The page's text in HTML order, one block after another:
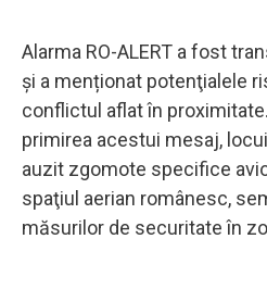
Alarma RO-ALERT a fost
și a menționat potenţialele
conflictul aflat în
primirea acestui mesaj,
auzit zgomote specifice
spaţiul aerian românesc,
măsurilor de securitate în